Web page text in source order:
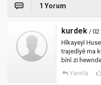
1 Yorum
kurdek / 02
Hîkayeyî
trajedîyê ma
bînî zi
Yanıtla